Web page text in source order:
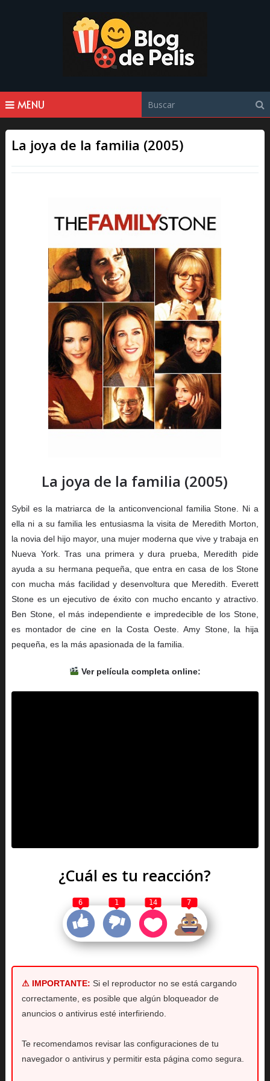
MENU
La joya de la familia (2005)
La joya de la familia (2005)
Sybil es la matriarca de la anticonvencional familia Stone. Ni a
ella ni a su familia les entusiasma la visita de Meredith Morton,
la novia del hijo mayor, una mujer moderna que vive y trabaja en
Nueva York. Tras una primera y dura prueba, Meredith pide
ayuda a su hermana pequeña, que entra en casa de los Stone
con mucha más facilidad y desenvoltura que Meredith. Everett
Stone es un ejecutivo de éxito con mucho encanto y atractivo.
Ben Stone, el más independiente e impredecible de los Stone,
es montador de cine en la Costa Oeste. Amy Stone, la hija
pequeña, es la más apasionada de la familia.
Ver película completa online:
¿Cuál es tu reacción?
6 1 14 7
⚠ IMPORTANTE: Si el reproductor no se está cargando
correctamente, es posible que algún bloqueador de
anuncios o antivirus esté interfiriendo.
Te recomendamos revisar las configuraciones de tu
navegador o antivirus y permitir esta página como segura.